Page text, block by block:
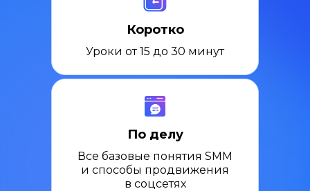
Коротко
Уроки от 15 до 30 минут
По делу
Все базовые понятия SMM
и способы продвижения
в соцсетях